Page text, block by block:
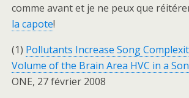
comme avant et je ne peux que
la capote!
(1) Pollutants Increase Song
Volume of the Brain Area HVC in a
ONE, 27 février 2008